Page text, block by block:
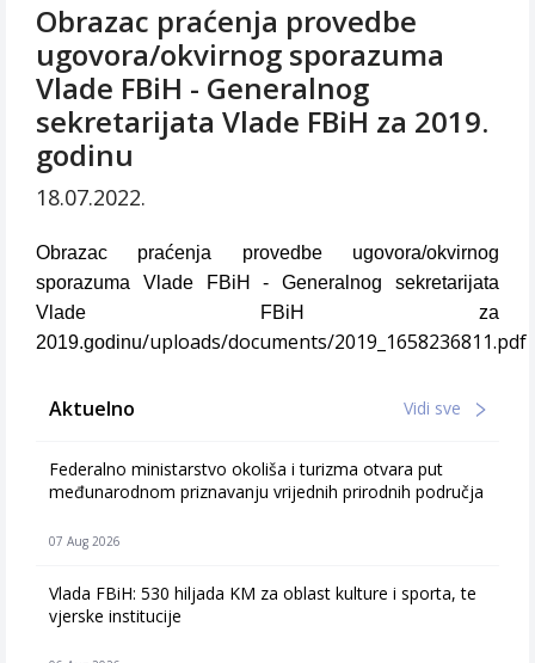
Obrazac praćenja provedbe
ugovora/okvirnog sporazuma
Vlade FBiH - Generalnog
sekretarijata Vlade FBiH za 2019.
godinu
18.07.2022.
Obrazac praćenja provedbe ugovora/okvirnog
sporazuma Vlade FBiH - Generalnog sekretarijata
Vlade FBiH za
2019.godinu/uploads/documents/2019_1658236811.pdf
Aktuelno Vidi sve
Federalno ministarstvo okoliša i turizma otvara put
međunarodnom priznavanju vrijednih prirodnih područja
07 Aug 2026
Vlada FBiH: 530 hiljada KM za oblast kulture i sporta, te
vjerske institucije